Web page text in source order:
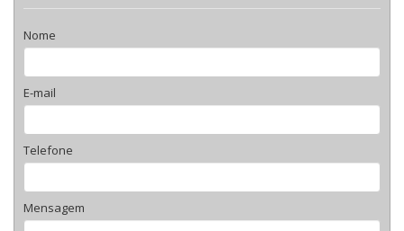
Nome
E-mail
Telefone
Mensagem